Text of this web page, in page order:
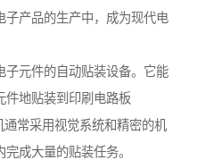
子产品的生产中，成为现代电
子元件的自动贴装设备。它能
件地贴装到印刷电路板
通常采用视觉系统和精密的机
成大量的贴装任务。